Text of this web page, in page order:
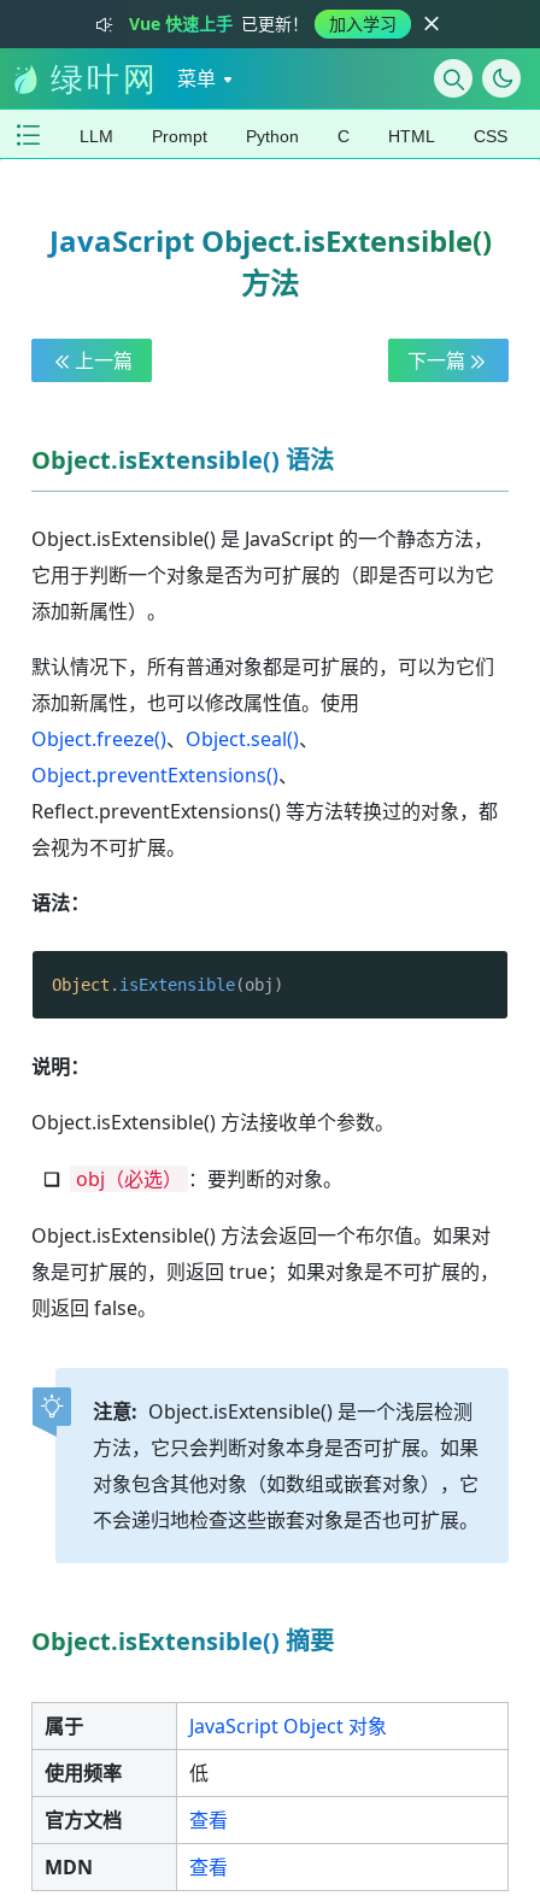
Vue 快速上手 已更新！ 加入学习
菜单
LLM Prompt Python C HTML CSS
JavaScript Object.isExtensible()
方法
上一篇 下一篇
Object.isExtensible() 语法
Object.isExtensible() 是 JavaScript 的一个静态方法，
它用于判断一个对象是否为可扩展的（即是否可以为它
添加新属性）。
默认情况下，所有普通对象都是可扩展的，可以为它们
添加新属性，也可以修改属性值。使用
Object.freeze()、 Object.seal()、
Object.preventExtensions()、
Reflect.preventExtensions() 等方法转换过的对象，都
会视为不可扩展。
语法：
Object . isExtensible(obj)
说明：
Object.isExtensible() 方法接收单个参数。
obj（必选） ：要判断的对象。
Object.isExtensible() 方法会返回一个布尔值。如果对
象是可扩展的，则返回 true；如果对象是不可扩展的，
则返回 false。
注意: Object.isExtensible() 是一个浅层检测
方法，它只会判断对象本身是否可扩展。如果
对象包含其他对象（如数组或嵌套对象），它
不会递归地检查这些嵌套对象是否也可扩展。
Object.isExtensible() 摘要
属于
JavaScript Object 对象
使用频率
低
官方文档
查看
MDN
查看